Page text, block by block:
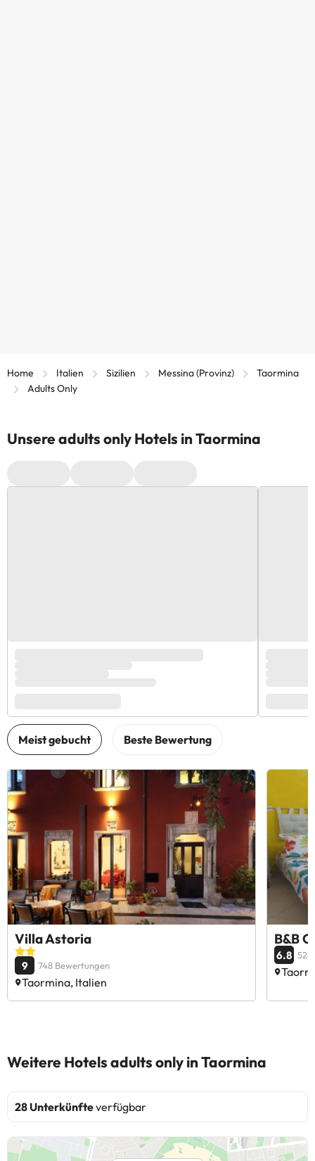
Home Italien Sizilien Messina (Provinz)
Taormina
Adults Only
Unsere adults only Hotels in Taormina
Villa Astoria
9 748 Bewertungen
Taormina, Italien
B&B
6.8
Weitere Hotels adults only in Taormina
28 Unterkünfteverfügbar